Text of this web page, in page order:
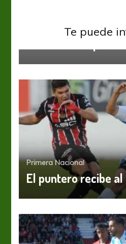
Te puede
Primera Nacional
Primera Nacional
El puntero recibe al